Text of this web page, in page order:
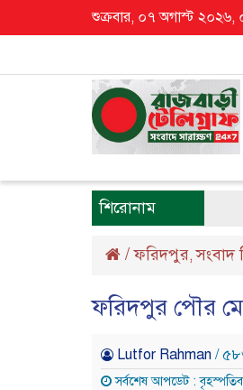
শুক্রবার, ০৭ অগাস্ট ২০২৬,
শিরোনাম
/ফরিদপুর,সংবাদ
ফরিদপুর পৌর
Lutfor Rahman /
সর্বশেষ আপডেট :